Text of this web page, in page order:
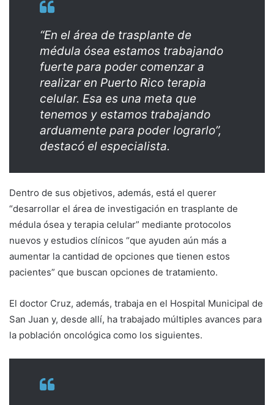
“En el área de trasplante de
médula ósea estamos trabajando
fuerte para poder comenzar a
realizar en Puerto Rico terapia
celular. Esa es una meta que
tenemos y estamos trabajando
arduamente para poder lograrlo”,
destacó el especialista.
Dentro de sus objetivos, además, está el querer
“desarrollar el área de investigación en trasplante de
médula ósea y terapia celular” mediante protocolos
nuevos y estudios clínicos “que ayuden aún más a
aumentar la cantidad de opciones que tienen estos
pacientes” que buscan opciones de tratamiento.
El doctor Cruz, además, trabaja en el Hospital Municipal de
San Juan y, desde allí, ha trabajado múltiples avances para
la población oncológica como los siguientes.